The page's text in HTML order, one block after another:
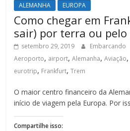
ALEMANHA EUROPA
Como chegar em
sair) por terra ou pelo
setembro 29, 2019 Embarcando
Aeroporto, airport,Alemanha,Aviação,
eurotrip, Frankfurt,Trem
O maior centro financeiro da
início de viagem pela Europa. Por
Compartilhe isso: